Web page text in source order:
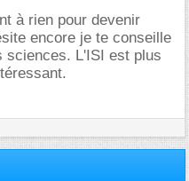
à rien pour devenir
encore je te conseille
sciences. L'ISI est plus